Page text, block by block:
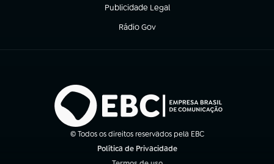
Publicidade Legal
(abre em nova aba)
Rádio Gov
(abre em nova aba)
© Todos os direitos reservados pela EBC
Política de Privacidade